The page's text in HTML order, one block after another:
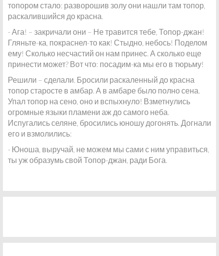
топором стало: разворошив золу они нашли там топор,
раскалившийся до красна.
- Ага! – закричали они – Не травится тебе, Топор-джан!
Гляньте-ка, покраснел-то как! Стыдно, небось! Поделом
ему! Сколько несчастий он нам принес. А сколько еще
принести может? Вот что: посадим-ка мы его в тюрьму!
Решили – сделали. Бросили раскаленный до красна
топор старосте в амбар. А в амбаре было полно сена.
Упал топор на сено, оно и вспыхнуло! Взметнулись
огромные языки пламени аж до самого неба.
Испугались селяне, бросились юношу догонять. Догнали
его и взмолились:
- Юноша, выручай, не можем мы сами с ним управиться,
ты уж образумь свой Топор-джан, ради Бога.